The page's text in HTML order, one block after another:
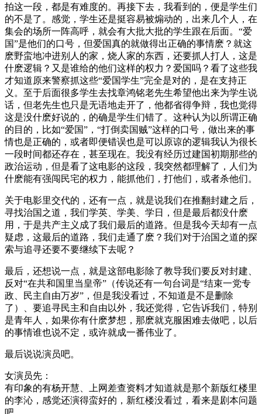
拍这一段，都是有难度的。再接下去，我看到的，便是学生们
的不是了。感觉，学生还是挺容易被煽动的，出来几个人，在
集会的场所一阵高呼，就会有大批大批的学生跟在后面。“爱
国”是他们的口号，但爱国真的就做得出正确的事情麽？就这
麽野蛮地冲进别人的家，烧人家的东西，还要抓人打人，这是
什麽逻辑？又是谁给的他们这样的权力？爱国吗？看了这些我
才知道原来警察抓这些“爱国学生”完全是对的，是在支持正
义。至于后面很多学生去找章鸿铭老先生希望他出来为学生说
话，但老先生也只是无语地走开了，他都省得争辩，我也觉得
这是没什麽好说的，的确是学生们错了。这种认为以所谓正确
的目的，比如“爱国”，“打倒卖国贼”这样的口号，做出来的事
情也是正确的，或者即便错误也是可以原谅的逻辑我认为很长
一段时间都还存在，甚至现在。我没有经历过建国初期那些的
政治运动，但是看了这电影的这段，我突然都理解了，人们为
什麽能有强闯民宅的权力，能抓他们，打他们，或者杀他们。
关于电影里交代的，还有一点，就是说我们在推翻封建之后，
寻找治国之道，我们学英、学美、学日，但是最后都没什麽
用，于是共产主义成了我们最后的道路。但是我今天却有一点
疑虑，这最后的道路，我们走通了麽？我们对于治国之道的探
索与追寻还要不要继续下去呢？
最后，还想说一点，就是这部电影除了教导我们要反对封建、
反对“在共和国里当皇帝”（传说还有一句台词是“结束一党专
政、民主自由万岁”，但是我没看过，不知道是不是删除
了）、要追寻民主和自由以外，我还觉得，它告诉我们，特别
是青年人，如果你有什麽梦想，那麽就克服困难去做吧，以后
的事情谁也说不定，或许就成一番伟业了。
最后说说演员吧。
女演员先：
有印象的有杨开慧、上网差查资料才知道就是那个新版红楼里
的李沁，感觉还演得蛮好的，新红楼没看过，看来是剧本问题